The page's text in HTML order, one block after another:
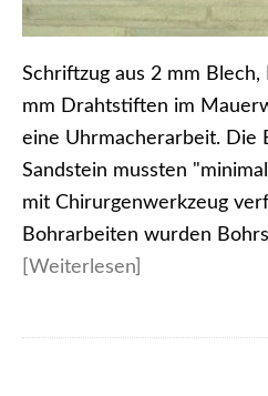
Schriftzug aus 2 mm
mm Drahtstiften im
eine Uhrmacherarbeit. Die
Sandstein mussten
mit Chirurgenwerkzeug
Bohrarbeiten wurden
[Weiterlesen]